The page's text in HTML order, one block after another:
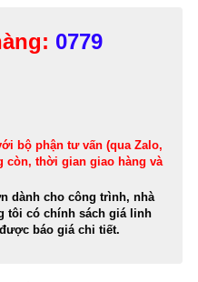
0779
bộ phận tư vấn (qua Zalo,
còn, thời gian giao hàng và
dành cho công trình, nhà
tôi có chính sách giá linh
báo giá chi tiết.